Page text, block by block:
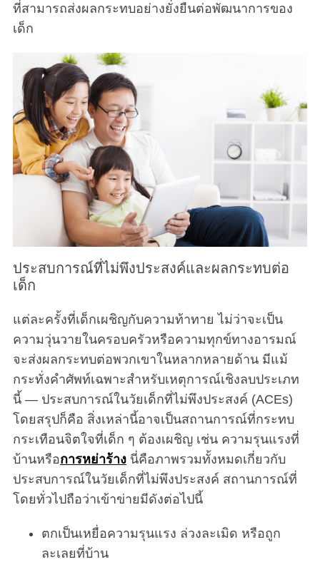
ที่สามารถส่งผลกระทบอย่างยั่งยืนต่อพัฒนาการของ
เด็ก
ประสบการณ์ที่ไม่พึงประสงค์และผลกระทบต่อ
เด็ก
แต่ละครั้งที่เด็กเผชิญกับความท้าทาย ไม่ว่าจะเป็น
ความวุ่นวายในครอบครัวหรือความทุกข์ทางอารมณ์
จะส่งผลกระทบต่อพวกเขาในหลากหลายด้าน มีแม้
กระทั่งคำศัพท์เฉพาะสำหรับเหตุการณ์เชิงลบประเภท
นี้ — ประสบการณ์ในวัยเด็กที่ไม่พึงประสงค์ (ACEs)
โดยสรุปก็คือ สิ่งเหล่านี้อาจเป็นสถานการณ์ที่กระทบ
กระเทือนจิตใจที่เด็ก ๆ ต้องเผชิญ เช่น ความรุนแรงที่
บ้านหรือการหย่าร้างนี่คือภาพรวมทั้งหมดเกี่ยวกับ
ประสบการณ์ในวัยเด็กที่ไม่พึงประสงค์ สถานการณ์ที่
โดยทั่วไปถือว่าเข้าข่ายมีดังต่อไปนี้
ตกเป็นเหยื่อความรุนแรง ล่วงละเมิด หรือถูก
ละเลยที่บ้าน